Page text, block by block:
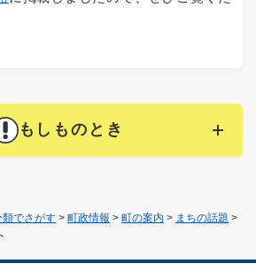
類でさがす > 町政情報 > 町の案内 > まちの話題 >
もしものとき